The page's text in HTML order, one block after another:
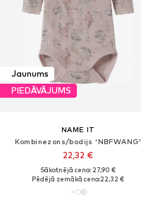
Jaunums
PIEDĀVĀJUMS
NAME IT
Kombinezons/bodijs 'NBFWANG'
22,32 €
Sākotnējā cena: 27,90 €
Pēdējā zemākā cena:22,32 €